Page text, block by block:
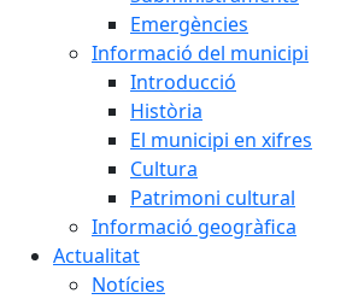
Emergències
Informació del municipi
Introducció
Història
El municipi en xifres
Cultura
Patrimoni cultural
Informació geogràfica
Actualitat
Notícies